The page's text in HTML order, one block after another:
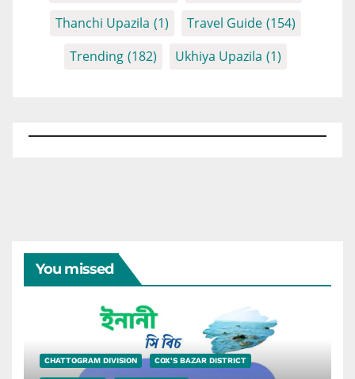
Thanchi Upazila (1) Travel Guide (154)
Trending (182) Ukhiya Upazila (1)
You missed
CHATTOGRAM DIVISION COX'S BAZAR DISTRICT